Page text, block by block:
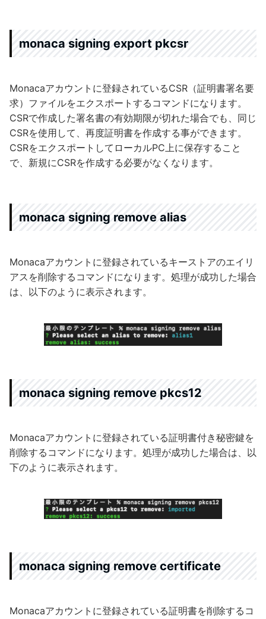
monaca signing export pkcsr
Monacaアカウントに登録されているCSR（証明書署名要
求）ファイルをエクスポートするコマンドになります。
CSRで作成した署名書の有効期限が切れた場合でも、同じ
CSRを使用して、再度証明書を作成する事ができます。
CSRをエクスポートしてローカルPC上に保存すること
で、新規にCSRを作成する必要がなくなります。
monaca signing remove alias
Monacaアカウントに登録されているキーストアのエイリ
アスを削除するコマンドになります。処理が成功した場合
は、以下のように表示されます。
monaca signing remove pkcs12
Monacaアカウントに登録されている証明書付き秘密鍵を
削除するコマンドになります。処理が成功した場合は、以
下のように表示されます。
monaca signing remove certificate
Monacaアカウントに登録されている証明書を削除するコ